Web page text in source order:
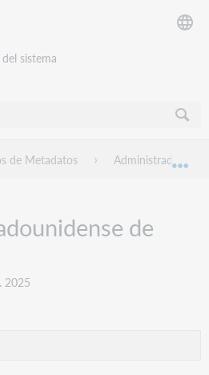
sistema
global
de Metadatos Administrador de
de
2025